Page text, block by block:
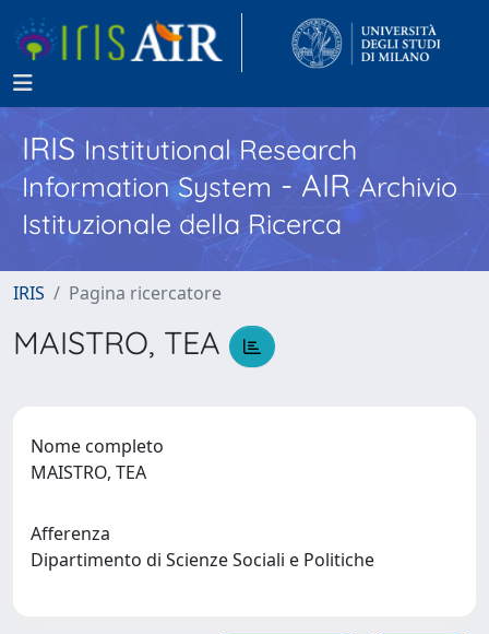
IRISInstitutional Research
Information System - AIR Archivio
Istituzionale della Ricerca
IRIS Pagina ricercatore
MAISTRO, TEA
Nome completo
MAISTRO, TEA
Afferenza
Dipartimento di Scienze Sociali e Politiche